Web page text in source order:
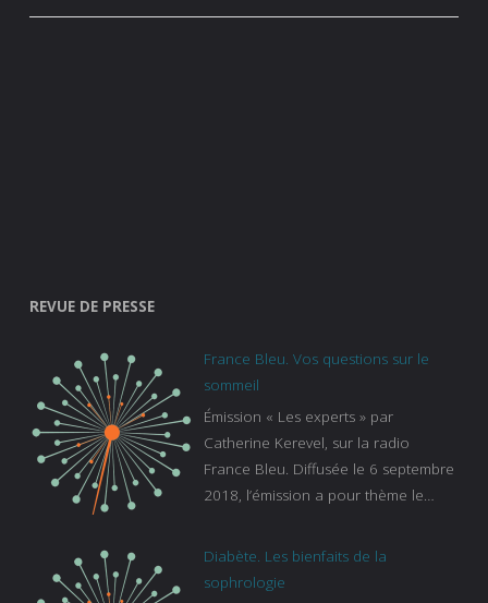
REVUE DE PRESSE
France Bleu. Vos questions sur le
sommeil
Émission « Les experts » par
Catherine Kerevel, sur la radio
France Bleu. Diffusée le 6 septembre
2018, l’émission a pour thème le
bleu :
https://www.francebleu.fr/emissions/l
Diabète. Les bienfaits de la
sophrologie